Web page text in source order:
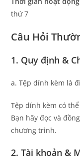
thứ 7
Câu Hỏi
1. Quy định &
a. Tệp dính kèm là
Tệp dính kèm có
Bạn hãy đọc và
chương trình.
2. Tài khoản &